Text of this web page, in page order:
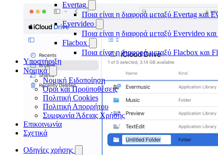
Evertag
Ποια είναι η διαφορά μεταξύ Evertag και
Evervideo
Ποια είναι η διαφορά μεταξύ Evervideo
Flacbox
Ποια είναι η διαφορά μεταξύ Flacbox και
Υποστήριξη
Νομικά
Νομική Ειδοποίηση
Όροι και Προϋποθέσεις
Πολιτική Cookies
Πολιτική Απορρήτου
Συμφωνία Άδειας Χρήσης
Επικοινωνία
Σχετικά
Οδηγίες χρήσης